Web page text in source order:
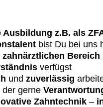
z.B. als
bist Du bei uns
zahnärztlichen Bereich
verfügst
und zuverlässig
der gerne
Zahntechnik –